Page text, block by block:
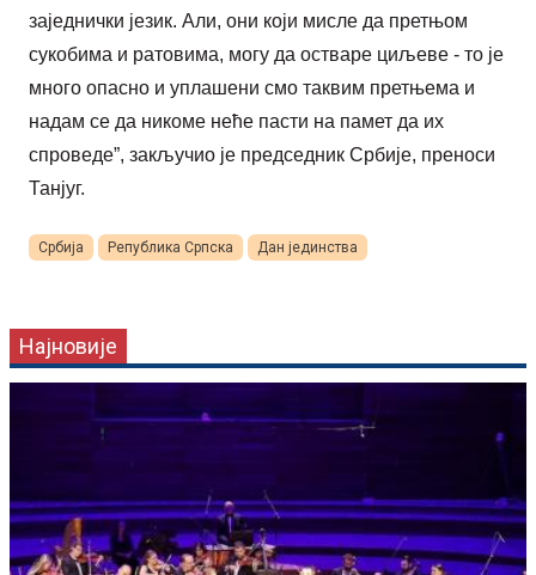
заједнички језик. Али, они који мисле да претњом
сукобима и ратовима, могу да остваре циљеве - то је
много опасно и уплашени смо таквим претњема и
надам се да никоме неће пасти на памет да их
спроведе”, закључио је председник Србије, преноси
Танјуг.
Србија Република Српска Дан јединства
Најновије